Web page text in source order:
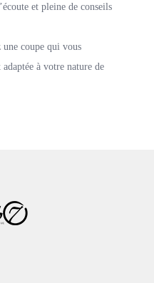
et pleine de conseils
une coupe qui vous
à votre nature de